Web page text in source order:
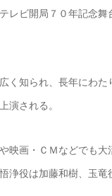
レビ開局７０年記念
く知られ、長年にわ
演される。
映画・ＣＭなどでも
役は加藤和樹、玉竜